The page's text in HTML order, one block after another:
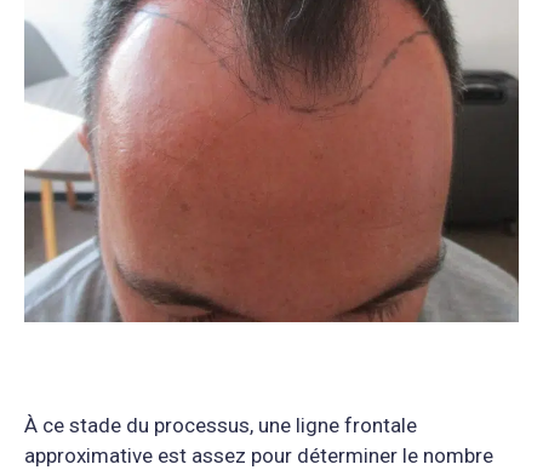
À ce stade du processus, une ligne frontale
approximative est assez pour déterminer le nombre